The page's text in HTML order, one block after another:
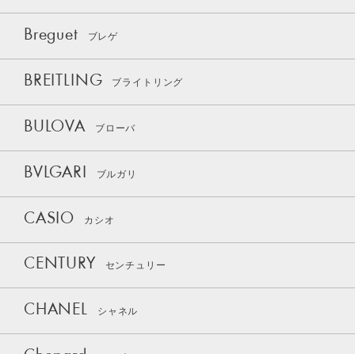
Breguet ブレゲ
BREITLING ブライトリング
BULOVA ブローバ
BVLGARI ブルガリ
CASIO カシオ
CENTURY センチュリー
CHANEL シャネル